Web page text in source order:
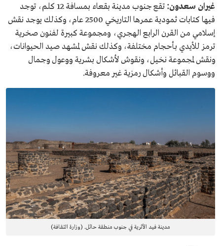
غيران سعدون:
تقع جنوب مدينة بقعاء بمسافة 12 كلم، توجد
فيها كتابات ثمودية عمرها التاريخي 2500 عام، وكذلك يوجد نقش
إسلامي من القرن الرابع الهجري، ومجموعة كبيرة لفنون صخرية
ترمز للأيدي بأحجام مختلفة، وكذلك نقش لمشهد صيد الحيوانات،
ونقش لمجموعة نخيل، ونقوش لأشكال بشرية ووعول وجمال
ووسوم القبائل وأشكال رمزية غير معروفة.
مدينة فيد الأثرية في جنوب منطقة حائل. (وزارة الثقافة)